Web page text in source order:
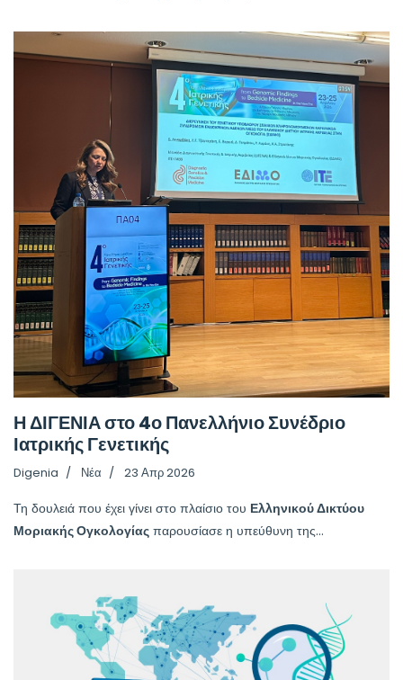
Η ΔΙΓΕΝΙΑ στο 4ο Πανελλήνιο Συνέδριο
Ιατρικής Γενετικής
Digenia Νέα 23 Απρ 2026
Τη δουλειά που έχει γίνει στο πλαίσιο του Ελληνικού Δικτύου
Μοριακής Ογκολογίας παρουσίασε η υπεύθυνη της...